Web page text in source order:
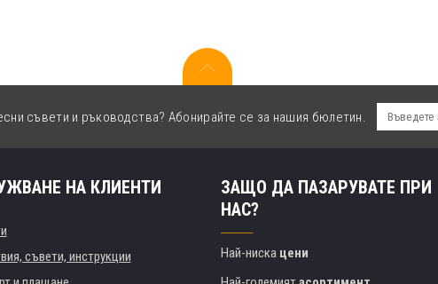
съвети и ръководства? Абонирайте се за нашия бюлетин.
НА КЛИЕНТИ
съвети, инструкции
ЗАЩО ДА ПАЗАРУВАТЕ ПРИ
НАС?
Най-ниска цени